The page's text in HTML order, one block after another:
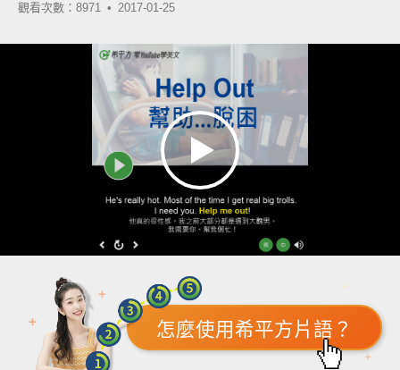
觀看次數：8971 • 2017-01-25
怎麼使用希平方片語？